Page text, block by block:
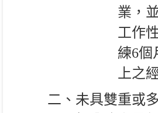
業，
工作
練6個
上之
二、未具雙重或